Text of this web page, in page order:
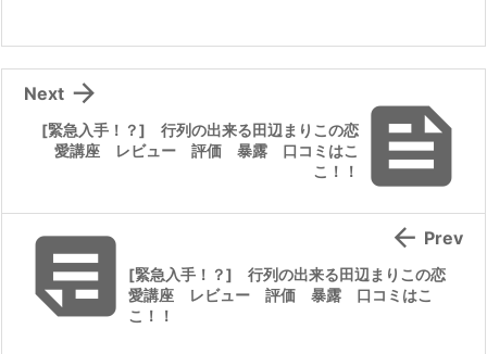

[緊急入手！？] 行列の出来る田辺まりこの恋
愛講座 レビュー 評価 暴露 口コミはこ
こ！！

Next
[緊急入手！？] 行列の出来る田辺まりこの恋
愛講座 レビュー 評価 暴露 口コミはこ
こ！！
 Prev